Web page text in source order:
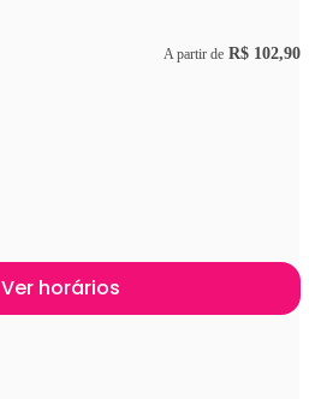
A partir de R$ 102,90
Ver horários